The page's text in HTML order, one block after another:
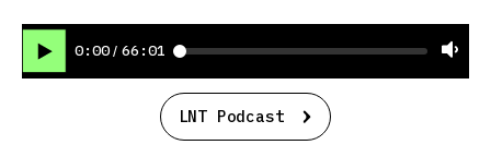
0:00 / 66:01
LNT Podcast